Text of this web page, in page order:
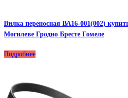
Вилка переносная ВА16-001(002)
Могилеве Гродно Бресте Гомеле
Подробнее